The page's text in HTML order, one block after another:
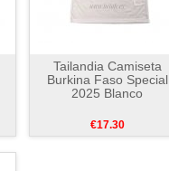
Tailandia Camiseta
Burkina Faso Special
2025 Blanco
€17.30